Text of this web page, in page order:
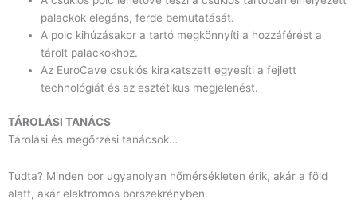
palackok elegáns, ferde bemutatását.
A polc kihúzásakor a tartó megkönnyíti a hozzáférést a
tárolt palackokhoz.
Az EuroCave csuklós kirakatszett egyesíti a fejlett
technológiát és az esztétikus megjelenést.
TÁROLÁSI TANÁCS
Tárolási és megőrzési tanácsok…
Tudta? Minden bor ugyanolyan hőmérsékleten érik, akár a föld
alatt, akár elektromos borszekrényben.